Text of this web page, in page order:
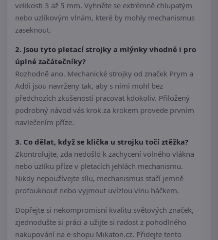
velikosti 3 až 5 mm. Vyhněte se extrémně chlupatým
nebo uzlíkovým vlnám, které by mohly mechanismus
zaseknout.
2. Jsou tyto pletací strojky a mlýnky vhodné i pro
úplné začátečníky?
Rozhodně ano. Mechanické strojky od značek Prym a
Addi jsou navrženy tak, aby s nimi mohl bez
předchozích zkušeností pracovat kdokoliv. Přiložený
podrobný návod vás krok za krokem provede prvním
navlečením příze.
3. Co dělat, když se klička u strojku točí ztěžka?
Zkontrolujte, zda nedošlo k zachycení volného vlákna
nebo uzlíku příze v pletacích jehlách mechanismu.
Nikdy nepoužívejte sílu, mechanismus stačí jemně
profouknout nebo vyjmout uvízlou vlnu háčkem.
Dopřejte si nekompromisní kvalitu světových značek,
zjednodušte si práci a užijte si radost z pohodlného
nakupování na e-shopu Mikaton.cz. Přidejte tento